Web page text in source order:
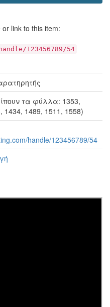
link to this item:
123456789/54
τα φύλλα: 1353,
1434, 1489, 1511, 1558)
handle/123456789/54